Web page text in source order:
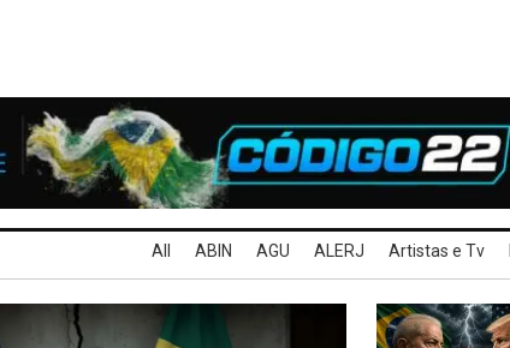
All ABIN AGU ALERJ Artistas e Tv